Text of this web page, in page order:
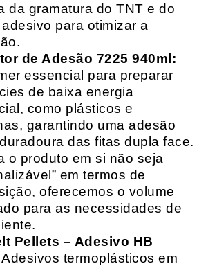
da gramatura do TNT e do
para otimizar a
de Adesão 7225 940ml:
essencial para preparar
de baixa energia
como plásticos e
garantindo uma adesão
das fitas dupla face.
o produto em si não seja
em termos de
oferecemos o volume
para as necessidades de
Pellets – Adesivo HB
Adesivos termoplásticos em